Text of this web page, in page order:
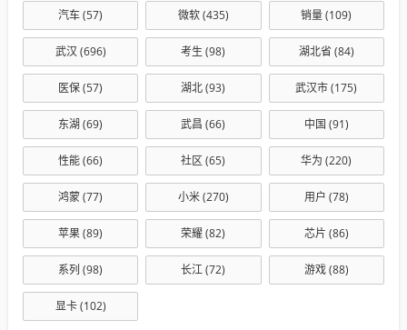
汽车(57) 微软(435) 销量(109)
武汉 (696) 考生 (98) 湖北省 (84)
医保(57) 湖北(93) 武汉市(175)
东湖 (69) 武昌 (66) 中国 (91)
性能(66) 社区 (65) 华为 (220)
鸿蒙(77) 小米(270) 用户 (78)
苹果(89) 荣耀(82) 芯片 (86)
系列 (98) 长江(72) 游戏(88)
显卡(102)